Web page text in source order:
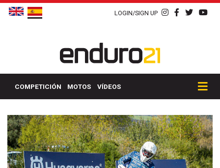
LOGIN/SIGN UP
COMPETICIÓN MOTOS VÍDEOS